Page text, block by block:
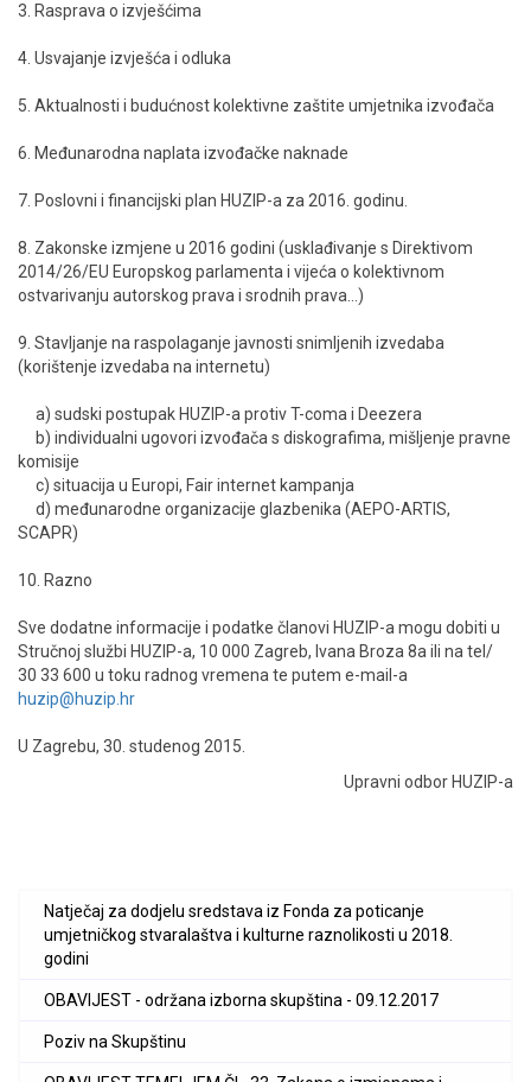
3. Rasprava o izvješćima
4. Usvajanje izvješća i odluka
5. Aktualnosti i budućnost kolektivne zaštite umjetnika izvođača
6. Međunarodna naplata izvođačke naknade
7. Poslovni i financijski plan HUZIP-a za 2016. godinu.
8. Zakonske izmjene u 2016 godini (usklađivanje s Direktivom
2014/26/EU Europskog parlamenta i vijeća o kolektivnom
ostvarivanju autorskog prava i srodnih prava...)
9. Stavljanje na raspolaganje javnosti snimljenih izvedaba
(korištenje izvedaba na internetu)
a) sudski postupak HUZIP-a protiv T-coma i Deezera
b) individualni ugovori izvođača s diskografima, mišljenje pravne
komisije
c) situacija u Europi, Fair internet kampanja
d) međunarodne organizacije glazbenika (AEPO-ARTIS,
SCAPR)
10. Razno
Sve dodatne informacije i podatke članovi HUZIP-a mogu dobiti u
Stručnoj službi HUZIP-a, 10 000 Zagreb, Ivana Broza 8a ili na tel/
30 33 600 u toku radnog vremena te putem e-mail-a
huzip@huzip.hr
U Zagrebu, 30. studenog 2015.
Upravni odbor HUZIP-a
Natječaj za dodjelu sredstava iz Fonda za poticanje
umjetničkog stvaralaštva i kulturne raznolikosti u 2018.
godini
OBAVIJEST - održana izborna skupština - 09.12.2017
Poziv na Skupštinu